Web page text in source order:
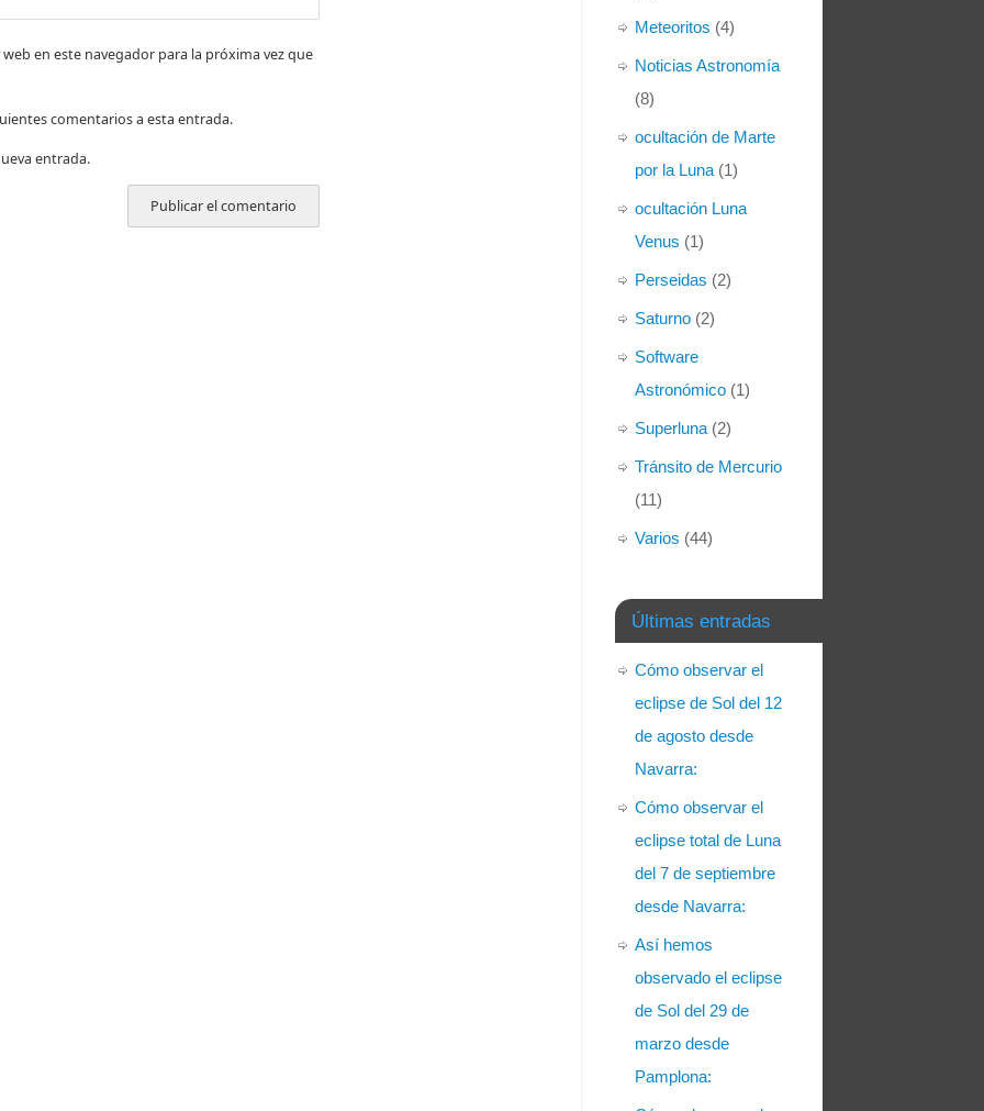
en este navegador para la próxima vez que
comentarios a esta entrada.
entrada.
Meteoritos (4)
Noticias Astronomía
(8)
ocultación de Marte
por la Luna (1)
ocultación Luna
Venus (1)
Perseidas (2)
Saturno (2)
Software
Astronómico (1)
Superluna (2)
Tránsito de Mercurio
(11)
Varios (44)
Últimas entradas
Cómo observar el
eclipse de Sol del 12
de agosto desde
Navarra:
Cómo observar el
eclipse total de Luna
del 7 de septiembre
desde Navarra:
Así hemos
observado el eclipse
de Sol del 29 de
marzo desde
Pamplona: